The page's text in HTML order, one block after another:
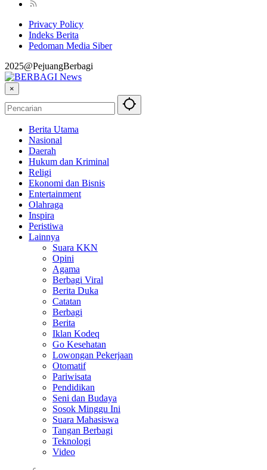
Privacy Policy
Indeks Berita
Pedoman Media Siber
2025@PejuangBerbagi
×
Berita Utama
Nasional
Daerah
Hukum dan Kriminal
Religi
Ekonomi dan Bisnis
Entertainment
Olahraga
Inspira
Peristiwa
Lainnya
Suara KKN
Opini
Agama
Berbagi Viral
Berita Duka
Catatan
Berbagi
Berita
Iklan Kodeq
Go Kesehatan
Lowongan Pekerjaan
Otomatif
Pariwisata
Pendidikan
Seni dan Budaya
Sosok Minggu Ini
Suara Mahasiswa
Tangan Berbagi
Teknologi
Video